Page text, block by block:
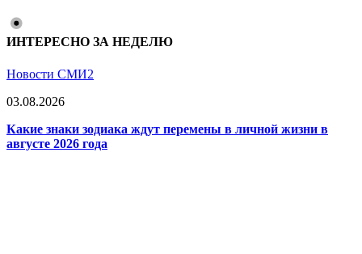
ИНТЕРЕСНО ЗА НЕДЕЛЮ
Новости СМИ2
03.08.2026
Какие знаки зодиака ждут перемены в личной жизни в
августе 2026 года